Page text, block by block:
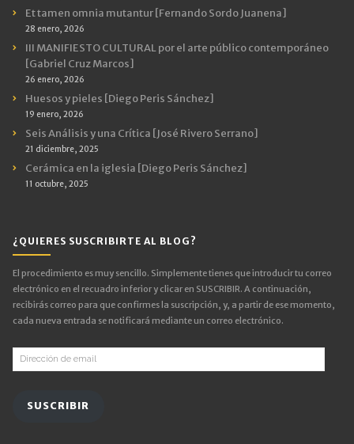
Et tamen omnia mutantur [Fernando Sordo Juanena]
28 enero, 2026
III MANIFIESTO CULTURAL por el arte público contemporáneo
[Gabriel Cruz Marcos]
26 enero, 2026
Huesos y pieles [Diego Peris Sánchez]
19 enero, 2026
Seis Análisis y una Crítica [José Rivero Serrano]
21 diciembre, 2025
Cerámica en la iglesia [Diego Peris Sánchez]
11 octubre, 2025
¿QUIERES SUSCRIBIRTE AL BLOG?
El procedimiento es muy sencillo. Simplemente tienes que introducir tu correo
electrónico en el recuadro inferior y clicar en SUSCRIBIR. A continuación,
recibirás correo para que confirmes la suscripción, y, a partir de ese momento,
cada nueva entrada se notificará mediante un correo electrónico.
Dirección
de
SUSCRIBIR